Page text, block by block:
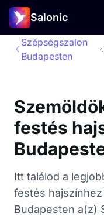
Salonic
Szépségszalon
Budapesten
festés
Itt találod a
festés
Budapesten a(z)